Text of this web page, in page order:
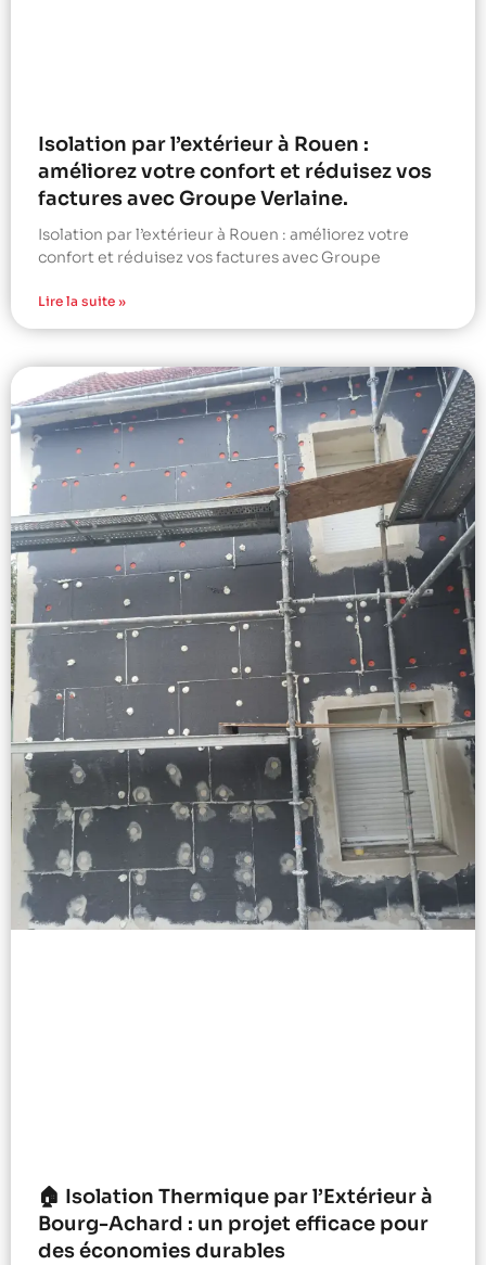
Isolation par l’extérieur à Rouen :
améliorez votre confort et réduisez vos
factures avec Groupe Verlaine.
Isolation par l’extérieur à Rouen : améliorez votre
confort et réduisez vos factures avec Groupe
Lire la suite »
🏠 Isolation Thermique par l’Extérieur à
Bourg-Achard : un projet efficace pour
des économies durables